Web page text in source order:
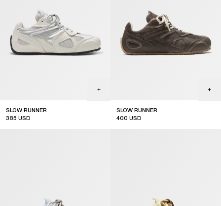
SLOW RUNNER
385 USD
SLOW RUNNER
400 USD